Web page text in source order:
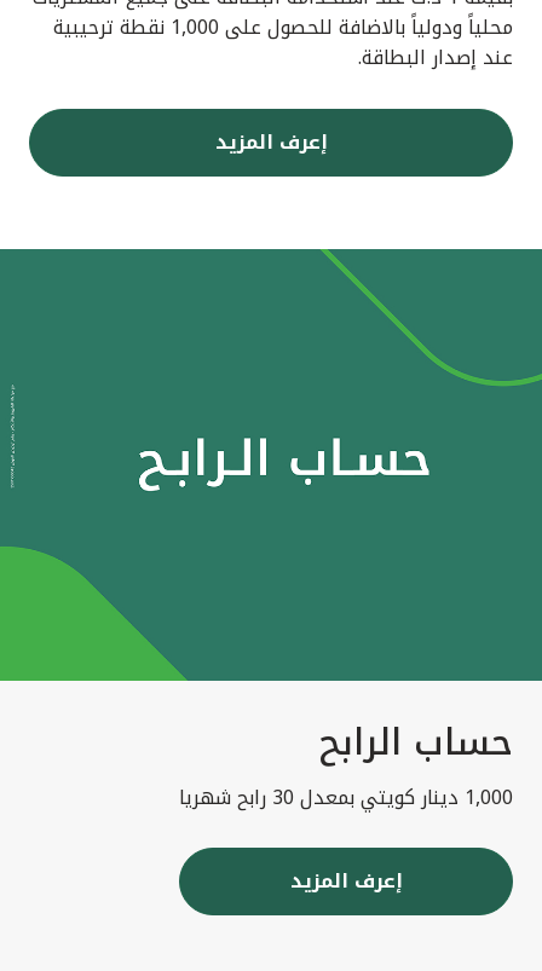
محلياً ودولياً بالاضافة للحصول على 1,000 نقطة ترحيبية
عند إصدار البطاقة.
إعرف المزيد
حساب الرابح
1,000 دينار كويتي بمعدل 30 رابح شهريا
إعرف المزيد